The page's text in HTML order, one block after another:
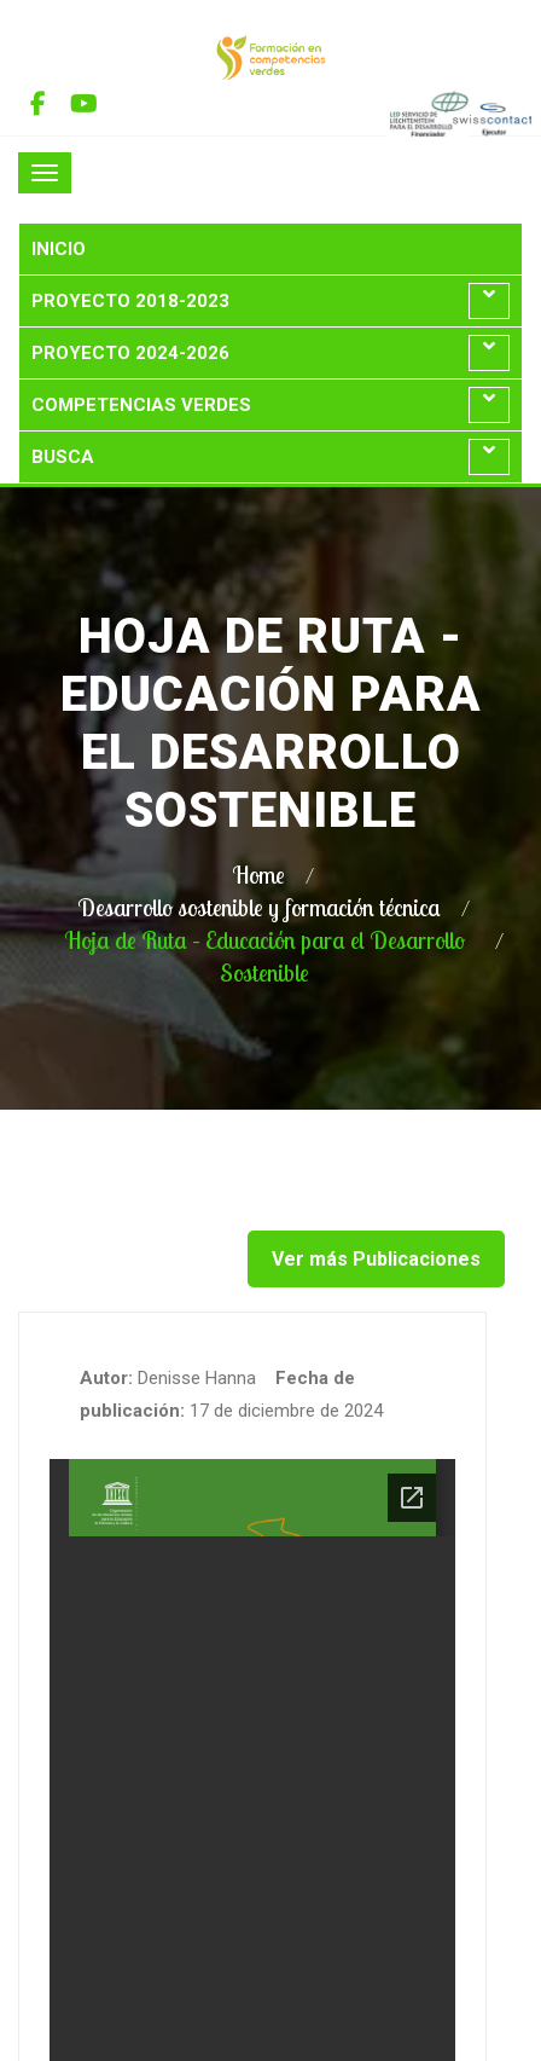
INICIO
PROYECTO 2018-2023
PROYECTO 2024-2026
COMPETENCIAS VERDES
BUSCA
HOJA DE RUTA -
EDUCACIÓN PARA
EL DESARROLLO
SOSTENIBLE
Home
Desarrollo sostenible y formación técnica
Hoja de Ruta – Educación para el Desarrollo
Sostenible
Ver más Publicaciones
Autor: Denisse Hanna Fecha de
publicación: 17 de diciembre de 2024